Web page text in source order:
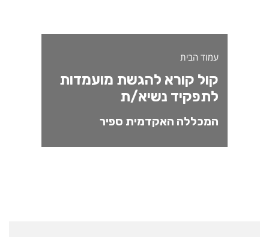
עמוד הבית
קול קורא להגשת מועמדות
לתפקיד נשיא/ת
המכללה האקדמית ספיר